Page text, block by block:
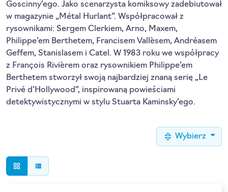
Goscinny’ego. Jako scenarzysta komiksowy zadebiutował
w magazynie „Métal Hurlant”. Współpracował z
rysownikami: Sergem Clerkiem, Arno, Maxem,
Philippe’em Berthetem, Francisem Vallèsem, Andréasem
Geffem, Stanislasem i Catel. W 1983 roku we współpracy
z François Rivièrem oraz rysownikiem Philippe’em
Berthetem stworzył swoją najbardziej znaną serię „Le
Privé d’Hollywood”, inspirowaną powieściami
detektywistycznymi w stylu Stuarta Kaminsky’ego.
Wybierz
grid_view view_list